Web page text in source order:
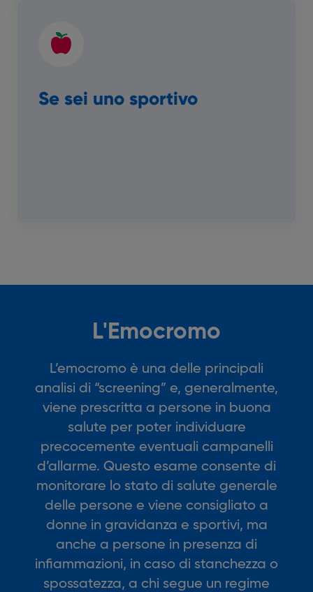
Se sei uno sportivo
L'Emocromo
L’emocromo è una delle principali
analisi di “screening” e, generalmente,
viene prescritta a persone in buona
salute per poter individuare
precocemente eventuali campanelli
d’allarme. Questo esame consente di
monitorare lo stato di salute generale
delle persone e viene consigliato a
donne in gravidanza e sportivi, ma
anche a persone in presenza di
infiammazioni, in caso di stanchezza o
spossatezza, a chi segue un regime